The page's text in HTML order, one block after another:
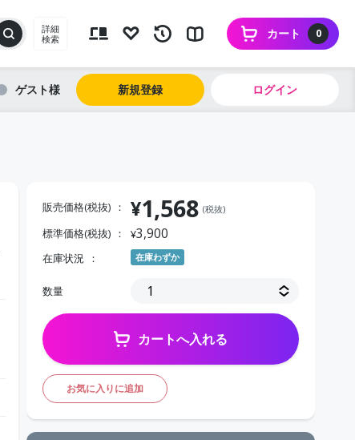
詳細
検索
0
カート
ゲスト 新規登録 ログイン
販売価格(税抜) ¥1,568 (税抜)
標準価格(税抜) ¥3,900
在庫状況 在庫わずか
数量
カートへ入れる
お気に入りに追加